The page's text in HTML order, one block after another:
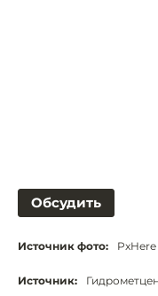
Обсудить
Источник фото: PxHere
Источник: